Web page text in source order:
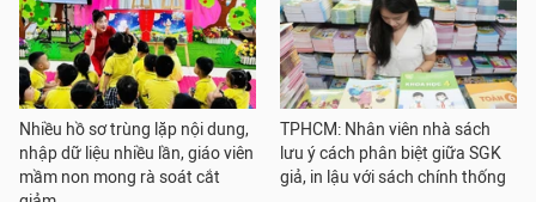
Nhiều hồ sơ trùng lặp nội dung,
nhập dữ liệu nhiều lần, giáo viên
mầm non mong rà soát cắt
TPHCM: Nhân viên nhà sách
lưu ý cách phân biệt giữa SGK
giả, in lậu với sách chính thống